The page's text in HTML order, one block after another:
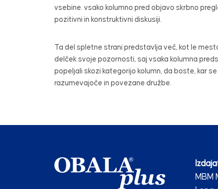
vsebine. vsako kolumno pred objavo skrbno
pozitivni in konstruktivni diskusiji.
Ta del spletne strani predstavlja več, kot le
delček svoje pozornosti, saj vsaka kolumna
popeljali skozi kategorijo kolumn, da boste, kar
razumevajoče in povezane družbe.
MBM